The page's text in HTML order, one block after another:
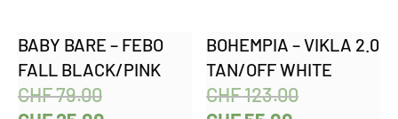
BABY BARE – FEBO
FALL BLACK/PINK
CHF79.00
BOHEMPIA – VIKLA 2.0
TAN/OFF WHITE
CHF123.00